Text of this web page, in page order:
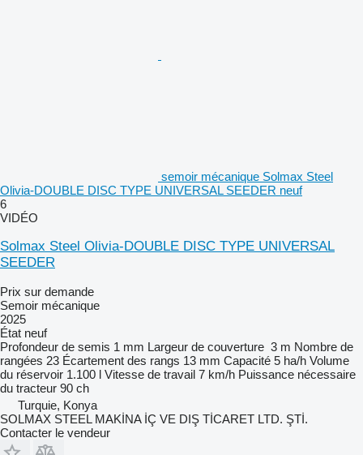
semoir mécanique Solmax Steel
Olivia-DOUBLE DISC TYPE UNIVERSAL SEEDER neuf
6
VIDÉO
Solmax Steel Olivia-DOUBLE DISC TYPE UNIVERSAL
SEEDER
Prix sur demande
Semoir mécanique
2025
État neuf
Profondeur de semis 1 mm Largeur de couverture 3 m Nombre de
rangées 23 Écartement des rangs 13 mm Capacité 5 ha/h Volume
du réservoir 1.100 l Vitesse de travail 7 km/h Puissance nécessaire
du tracteur 90 ch
Turquie, Konya
SOLMAX STEEL MAKİNA İÇ VE DIŞ TİCARET LTD. ŞTİ.
Contacter le vendeur